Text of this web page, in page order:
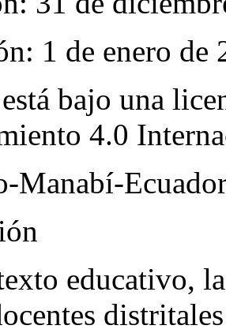
1 de enero de
bajo una
4.0
Manabí-
educativo,